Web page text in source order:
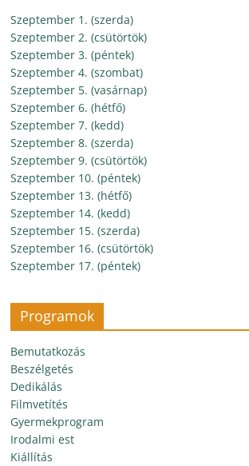
Szeptember 1. (szerda)
Szeptember 2. (csütörtök)
Szeptember 3. (péntek)
Szeptember 4. (szombat)
Szeptember 5. (vasárnap)
Szeptember 6. (hétfő)
Szeptember 7. (kedd)
Szeptember 8. (szerda)
Szeptember 9. (csütörtök)
Szeptember 10. (péntek)
Szeptember 13. (hétfő)
Szeptember 14. (kedd)
Szeptember 15. (szerda)
Szeptember 16. (csütörtök)
Szeptember 17. (péntek)
Programok
Bemutatkozás
Beszélgetés
Dedikálás
Filmvetítés
Gyermekprogram
Irodalmi est
Kiállítás